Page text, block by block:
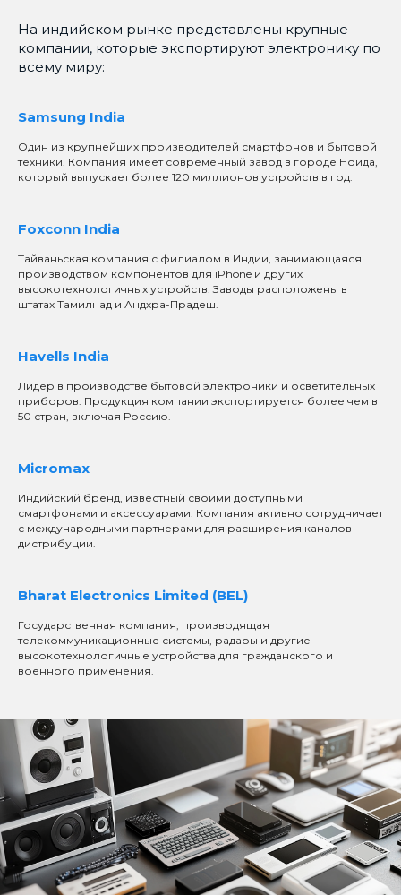
На индийском рынке представлены крупные
компании, которые экспортируют электронику по
всему миру:
Samsung India
Один из крупнейших производителей смартфонов и бытовой
техники. Компания имеет современный завод в городе Ноида,
который выпускает более 120 миллионов устройств в год.
Foxconn India
Тайваньская компания с филиалом в Индии, занимающаяся
производством компонентов для iPhone и других
высокотехнологичных устройств. Заводы расположены в
штатах Тамилнад и Андхра-Прадеш.
Havells India
Лидер в производстве бытовой электроники и осветительных
приборов. Продукция компании экспортируется более чем в
50 стран, включая Россию.
Micromax
Индийский бренд, известный своими доступными
смартфонами и аксессуарами. Компания активно сотрудничает
с международными партнерами для расширения каналов
дистрибуции.
Bharat Electronics Limited (BEL)
Государственная компания, производящая
телекоммуникационные системы, радары и другие
высокотехнологичные устройства для гражданского и
военного применения.